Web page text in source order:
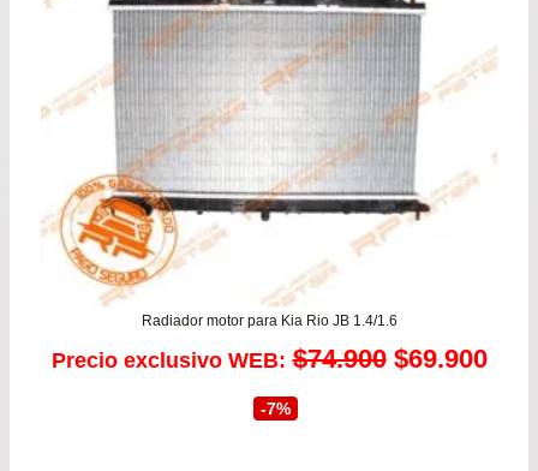
Radiador motor para Kia Rio JB 1.4/1.6
Precio exclusivo WEB: $74.900 El
$69.900El
-7%